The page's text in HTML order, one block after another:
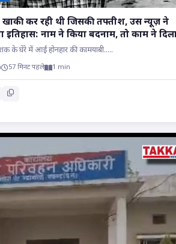
कर रही थी जिसकी तफ्तीश, उस न्यूज़ ने
इतिहास: नाम ने किया बदनाम, तो काम ने
के घेरे में आई होनहार की कामयाबी.....
57 मिनट पहले 1 min